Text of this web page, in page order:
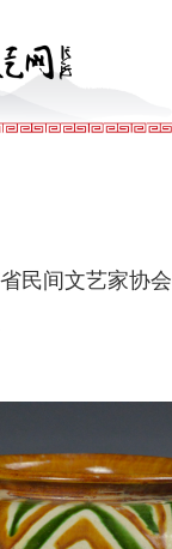
民间文艺家协会